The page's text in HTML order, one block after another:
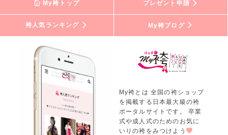
My袴トップ プレゼント申請
袴人気ランキング My袴ブログ
My袴とは 全国の袴ショップ
を掲載する日本最大級の袴
ポータルサイトです。 卒業
式や成人式のためのお気に
いりの袴をみつけよう